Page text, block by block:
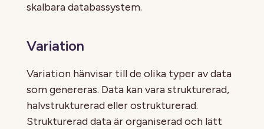
skalbara databassystem.
Variation
Variation hänvisar till de olika typer av data
som genereras. Data kan vara strukturerad,
halvstrukturerad eller ostrukturerad.
Strukturerad data är organiserad och lätt